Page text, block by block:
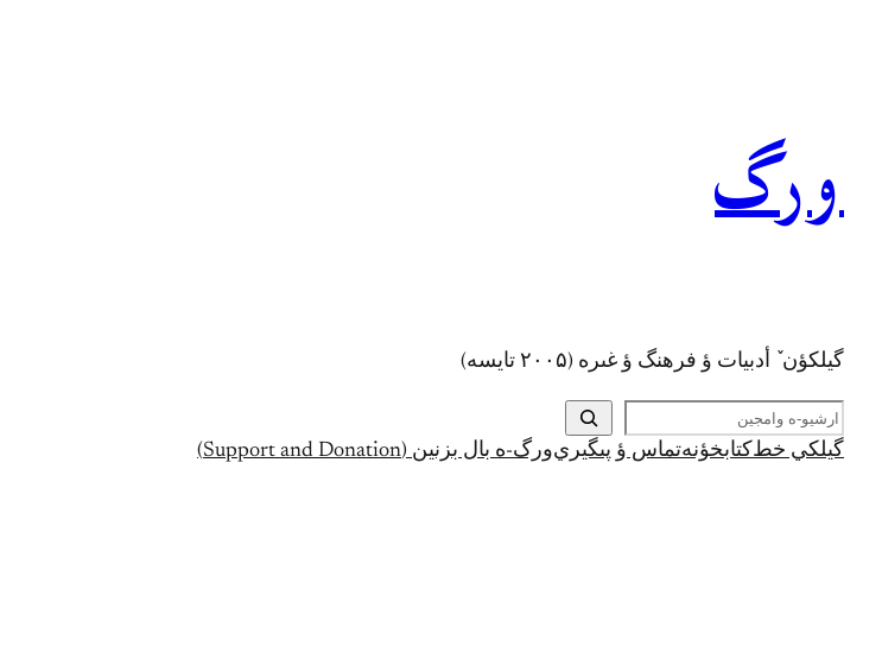
ورگ
گيلکؤن ٚ أدبیات ؤ فرهنگ ؤ غىره (۲۰۰۵ تايسه)
ج
س
تگيلکي خط کتابخؤنهتماس ؤ پىگيريورگ-ه بال بزنين (Support and Donation)